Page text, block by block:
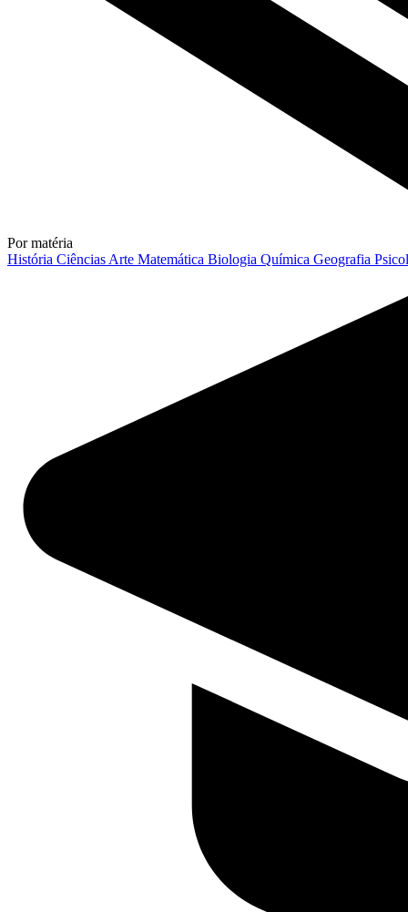
Por matéria
História Ciências Arte Matemática Biologia Química Geografia